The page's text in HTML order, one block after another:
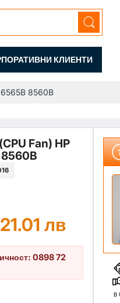
КЛИЕНТИ
6565B 8560B
Fan) HP
21.01 лв
0898 72
в